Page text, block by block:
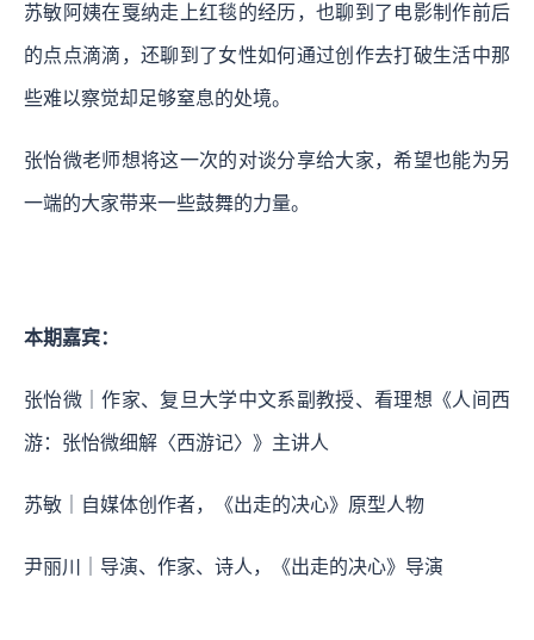
苏敏阿姨在戛纳走上红毯的经历，也聊到了电影制作前后
的点点滴滴，还聊到了女性如何通过创作去打破生活中那
些难以察觉却足够窒息的处境。
张怡微老师想将这一次的对谈分享给大家，希望也能为另
一端的大家带来一些鼓舞的力量。
本期嘉宾：
张怡微｜作家、复旦大学中文系副教授、看理想《人间西
游：张怡微细解〈西游记〉》主讲人
苏敏｜自媒体创作者，《出走的决心》原型人物
尹丽川｜导演、作家、诗人，《出走的决心》导演